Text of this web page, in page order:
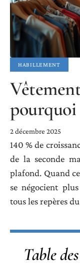
HABILLEMENT
pourquoi
2 décembre 2025
140 % de
de la seconde
plafond. Quand
se négocient
tous les repères
Table